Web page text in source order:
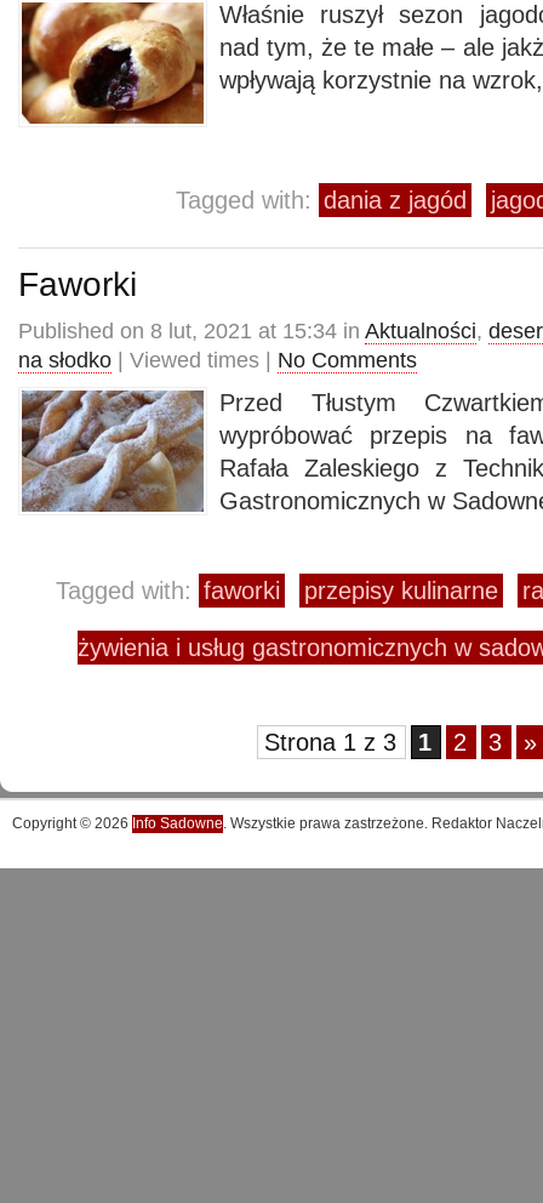
Właśnie ruszył sezon
nad tym, że te małe – ale
wpływają korzystnie na
Tagged with: dania z jagód
Faworki
Published on 8 lut, 2021 at 15:34 in Aktualności,
na słodko | Viewed times | No Comments
Przed Tłustym
wypróbować przepis na
Rafała Zaleskiego z
Gastronomicznych w
Tagged with: faworki przepisy kulinarne
żywienia i usług gastronomicznych w
Strona 1 z 3 1 2 3 »
Copyright © 2026 Info Sadowne. Wszystkie prawa zastrzeżone. Redaktor